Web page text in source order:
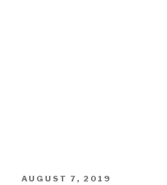
VERÖFFENTLICHT
AUGUST 7, 2019